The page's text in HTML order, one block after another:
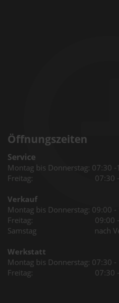
Öffnungszeiten
Service
Montag bis Donnerstag: 07:30
Freitag: 07:30 -
Verkauf
Montag bis Donnerstag: 09:00
Freitag: 09:00 -
Samstag nach
Werkstatt
Montag bis Donnerstag: 07:30
Freitag: 07:30 -